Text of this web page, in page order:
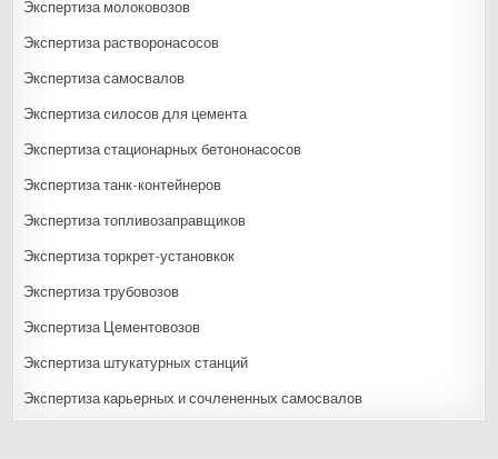
Экспертиза молоковозов
Экспертиза растворонасосов
Экспертиза самосвалов
Экспертиза cилосов для цемента
Экспертиза cтационарных бетононасосов
Экспертиза танк-контейнеров
Экспертиза топливозаправщиков
Экспертиза торкрет-установкок
Экспертиза трубовозов
Экспертиза Цементовозов
Экспертиза штукатурных станций
Экспертиза карьерных и сочлененных самосвалов